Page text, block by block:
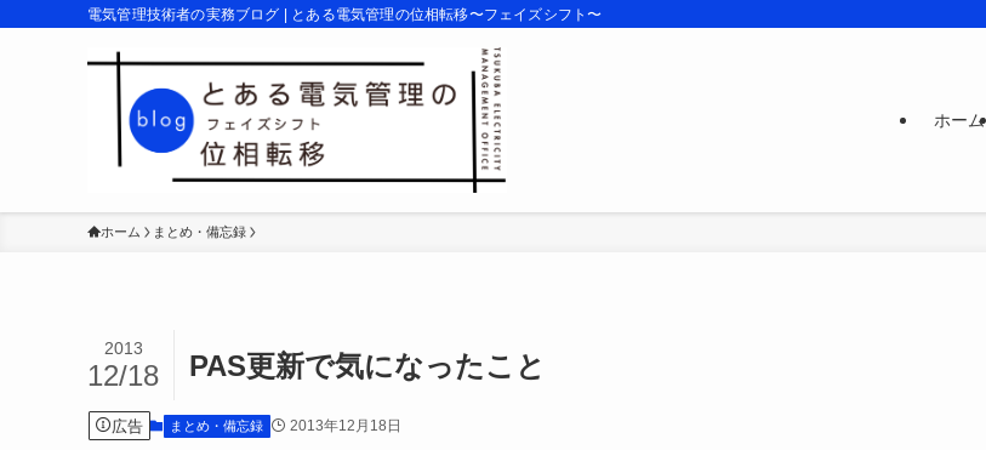
電気管理技術者の実務ブログ | とある電気管理の位相転移〜フェイズシフト〜
ホーム
ホーム まとめ・備忘録
PAS更新で気になったこと
2013
12/18
広告 まとめ・備忘録 2013年12月18日